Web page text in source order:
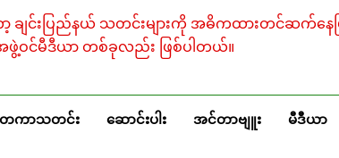
ချင်းပြည်နယ် သတင်းများကို အဓိကထားတင်ဆက်နေပြီ
ဖွဲ့ဝင်မီဒီယာ တစ်ခုလည်း ဖြစ်ပါတယ်။
တကာသတင်း ဆောင်းပါး အင်တာဗျူး မီဒီယာ